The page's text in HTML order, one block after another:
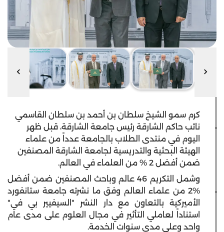
كرم سمو الشيخ سلطان بن أحمد بن سلطان القاسمي
نائب حاكم الشارقة رئيس جامعة الشارقة، قبل ظهر
اليوم في منتدى الطلاب بالجامعة عدداً من علماء
الهيئة البحثية والتدريسية لجامعة الشارقة المصنفين
ضمن أفضل 2 % من العلماء في العالم.
وشمل التكريم 46 عالم وباحث المصنفين ضمن أفضل
2‎%‎ من علماء العالم وفق ما نشرته جامعة ستانفورد
الأميركية بالتعاون مع دار النشر "السيفيير بي في"
استناداً لعاملي التأثير في مجال العلوم على مدى عام
واحد وعلى مدى سنوات الخدمة.